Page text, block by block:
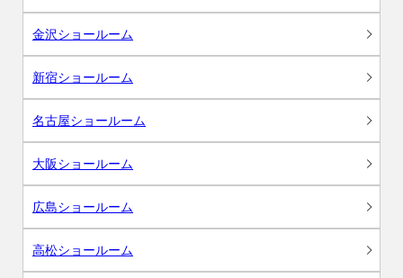
金沢ショールーム
新宿ショールーム
名古屋ショールーム
大阪ショールーム
広島ショールーム
高松ショールーム